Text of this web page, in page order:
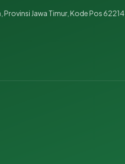
Jawa Timur, Kode Pos 62214